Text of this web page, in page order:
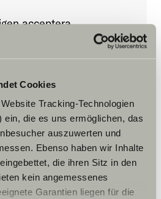
Cookies
Tracking-Technologien
ein, die es uns ermöglichen, das
auszuwerten und
Ebenso haben wir Inhalte
die ihren Sitz in den
kein angemessenes
Garantien liegen für die
acceptera
för att se
inställningar